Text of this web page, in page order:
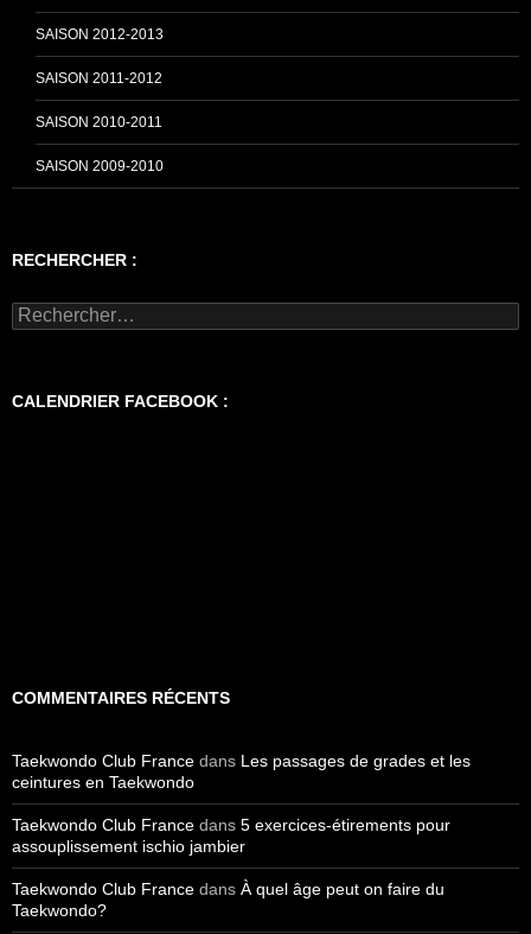
SAISON 2012-2013
SAISON 2011-2012
SAISON 2010-2011
SAISON 2009-2010
RECHERCHER :
Rechercher :
CALENDRIER FACEBOOK :
COMMENTAIRES RÉCENTS
Taekwondo Club France dans Les passages de grades et les
ceintures en Taekwondo
Taekwondo Club France dans 5 exercices-étirements pour
assouplissement ischio jambier
Taekwondo Club France dans À quel âge peut on faire du
Taekwondo?